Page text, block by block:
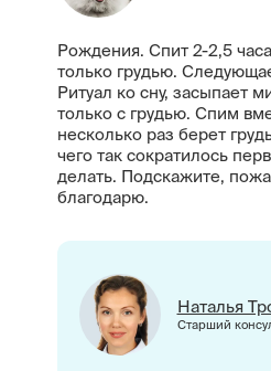
Рождения. Спит 2-2,5
только грудью.
Ритуал ко сну, засыпает
только с грудью. Спим
несколько раз берет
чего так сократилось
делать. Подскажите,
благодарю.
Наталья
Старший